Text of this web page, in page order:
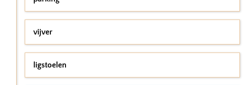
vijver
ligstoelen